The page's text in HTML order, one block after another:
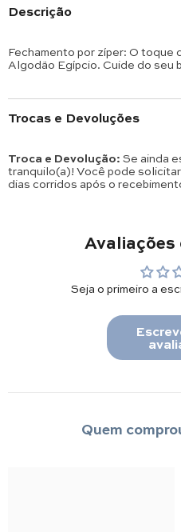
Descrição
Fechamento por zíper: O toque
Algodão Egípcio. Cuide do seu
Trocas e Devoluções
Troca e Devolução: Se ainda
tranquilo(a)! Você pode
dias corridos após o
Avaliações
Seja o primeiro a
Quem